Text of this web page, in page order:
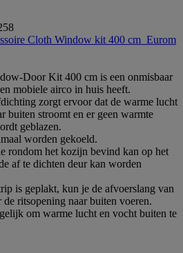
Cloth Window kit 400 cm_Eurom
Door Kit 400 cm is een onmisbaar
mobiele airco in huis heeft.
zorgt ervoor dat de warme lucht
buiten stroomt en er geen warmte
geblazen.
worden gekoeld.
rondom het kozijn bevind kan op het
af te dichten deur kan worden
is geplakt, kun je de afvoerslang van
ritsopening naar buiten voeren.
om warme lucht en vocht buiten te